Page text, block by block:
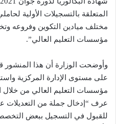
المتعلقة بالتسجيلات الأولية
مختلف ميادين التكوين وفروعه
مؤسسات التعليم العالي”.
وأوضحت الوزارة أن هذا المنشور
على مستوى الإدارة المركزية
مؤسسات التعليم العالي من خلال
عرف “إدخال جملة من التعديلات
للقبول في التسجيل ببعض